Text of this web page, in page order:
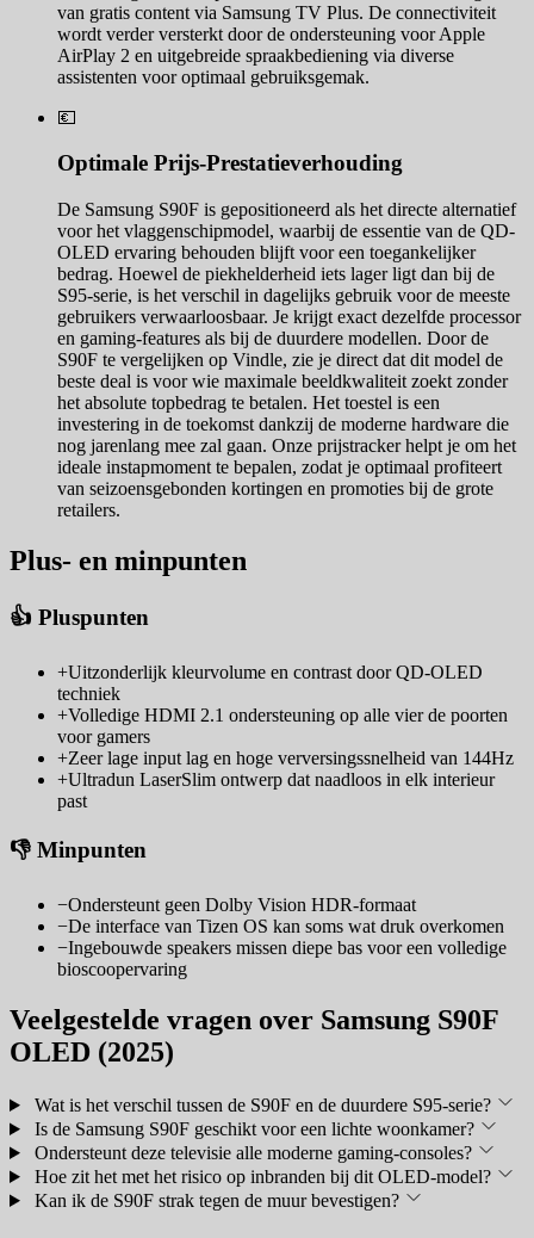
van gratis content via Samsung TV Plus. De connectiviteit
wordt verder versterkt door de ondersteuning voor Apple
AirPlay 2 en uitgebreide spraakbediening via diverse
assistenten voor optimaal gebruiksgemak.
💶
Optimale Prijs-Prestatieverhouding
De Samsung S90F is gepositioneerd als het directe alternatief
voor het vlaggenschipmodel, waarbij de essentie van de QD-
OLED ervaring behouden blijft voor een toegankelijker
bedrag. Hoewel de piekhelderheid iets lager ligt dan bij de
S95-serie, is het verschil in dagelijks gebruik voor de meeste
gebruikers verwaarloosbaar. Je krijgt exact dezelfde processor
en gaming-features als bij de duurdere modellen. Door de
S90F te vergelijken op Vindle, zie je direct dat dit model de
beste deal is voor wie maximale beeldkwaliteit zoekt zonder
het absolute topbedrag te betalen. Het toestel is een
investering in de toekomst dankzij de moderne hardware die
nog jarenlang mee zal gaan. Onze prijstracker helpt je om het
ideale instapmoment te bepalen, zodat je optimaal profiteert
van seizoensgebonden kortingen en promoties bij de grote
retailers.
Plus- en minpunten
👍 Pluspunten
+Uitzonderlijk kleurvolume en contrast door QD-OLED
techniek
+Volledige HDMI 2.1 ondersteuning op alle vier de poorten
voor gamers
+Zeer lage input lag en hoge verversingssnelheid van 144Hz
+Ultradun LaserSlim ontwerp dat naadloos in elk interieur
past
👎 Minpunten
−Ondersteunt geen Dolby Vision HDR-formaat
−De interface van Tizen OS kan soms wat druk overkomen
−Ingebouwde speakers missen diepe bas voor een volledige
bioscoopervaring
Veelgestelde vragen over Samsung S90F
OLED (2025)
Wat is het verschil tussen de S90F en de duurdere S95-serie?
Is de Samsung S90F geschikt voor een lichte woonkamer?
Ondersteunt deze televisie alle moderne gaming-consoles?
Hoe zit het met het risico op inbranden bij dit OLED-model?
Kan ik de S90F strak tegen de muur bevestigen?